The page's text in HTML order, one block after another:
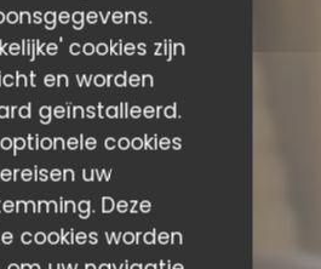
cookies zijn
en worden
geïnstalleerd.
cookies
uw
Deze
cookies worden